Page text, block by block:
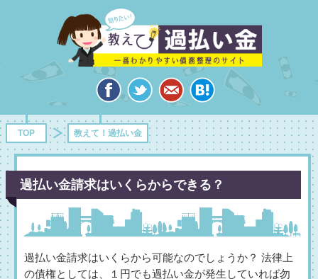
TOP 教えて！過払い金
過払い金請求はいくらからできる？
過払い金請求はいくらから可能なのでしょうか？ 法律上
の債権としては、１円でも過払い金が発生していれば勿